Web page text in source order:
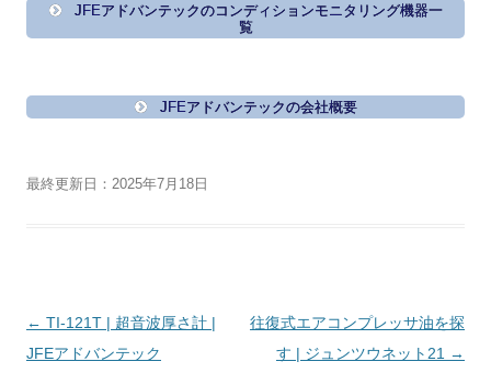
JFEアドバンテックのコンディションモニタリング機器一
覧
JFEアドバンテックの会社概要
最終更新日：2025年7月18日
投
稿
← TI-121T | 超音波厚さ計 |
JFEアドバンテック
往復式エアコンプレッサ油を探
す | ジュンツウネット21 →